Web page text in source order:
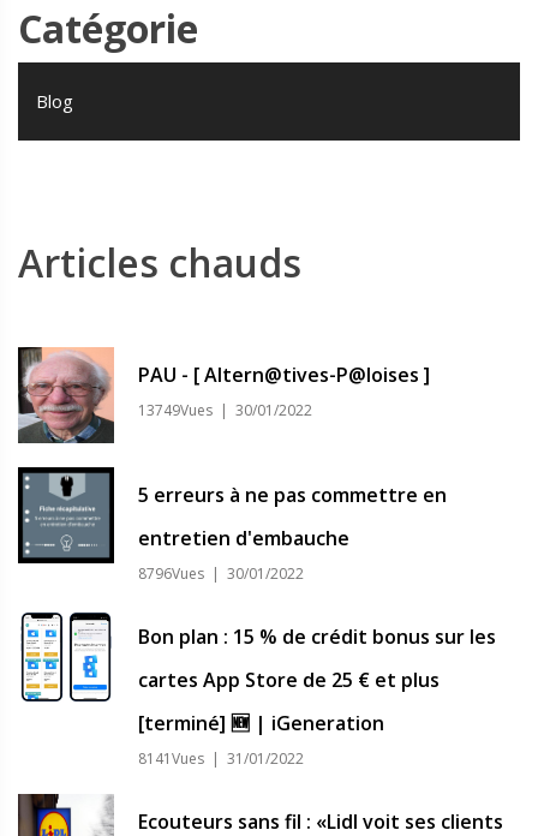
Catégorie
Blog
Articles chauds
PAU - [ Altern@tives-P@loises ]
13749Vues | 30/01/2022
5 erreurs à ne pas commettre en
entretien d'embauche
8796Vues | 30/01/2022
Bon plan : 15 % de crédit bonus sur les
cartes App Store de 25 € et plus
[terminé] 🆕 | iGeneration
8141Vues | 31/01/2022
Ecouteurs sans fil : «Lidl voit ses clients